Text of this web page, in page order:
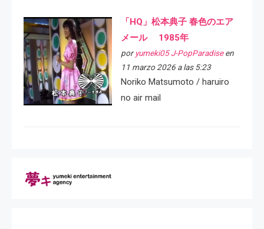
「HQ」松本典子 春色のエア
メール 1985年
por yumeki05 J-PopParadiseen
11 marzo 2026 a las 5:23
Noriko Matsumoto / haruiro
no air mail